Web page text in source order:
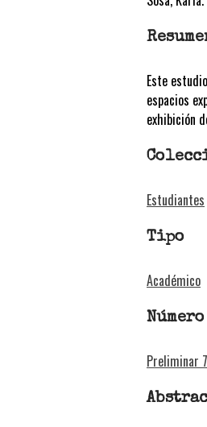
Este
espacios
exhibición
Estudiantes
Tipo
Académico
Número
Preliminar 7